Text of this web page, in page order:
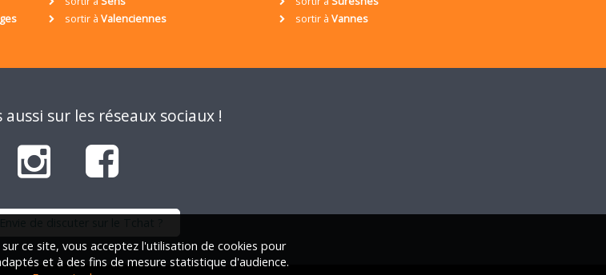
sortir à Valenciennes sortir à Vannes
aussi sur les réseaux sociaux !
ce site, vous acceptez l'utilisation de cookies pour
et à des fins de mesure statistique d'audience.